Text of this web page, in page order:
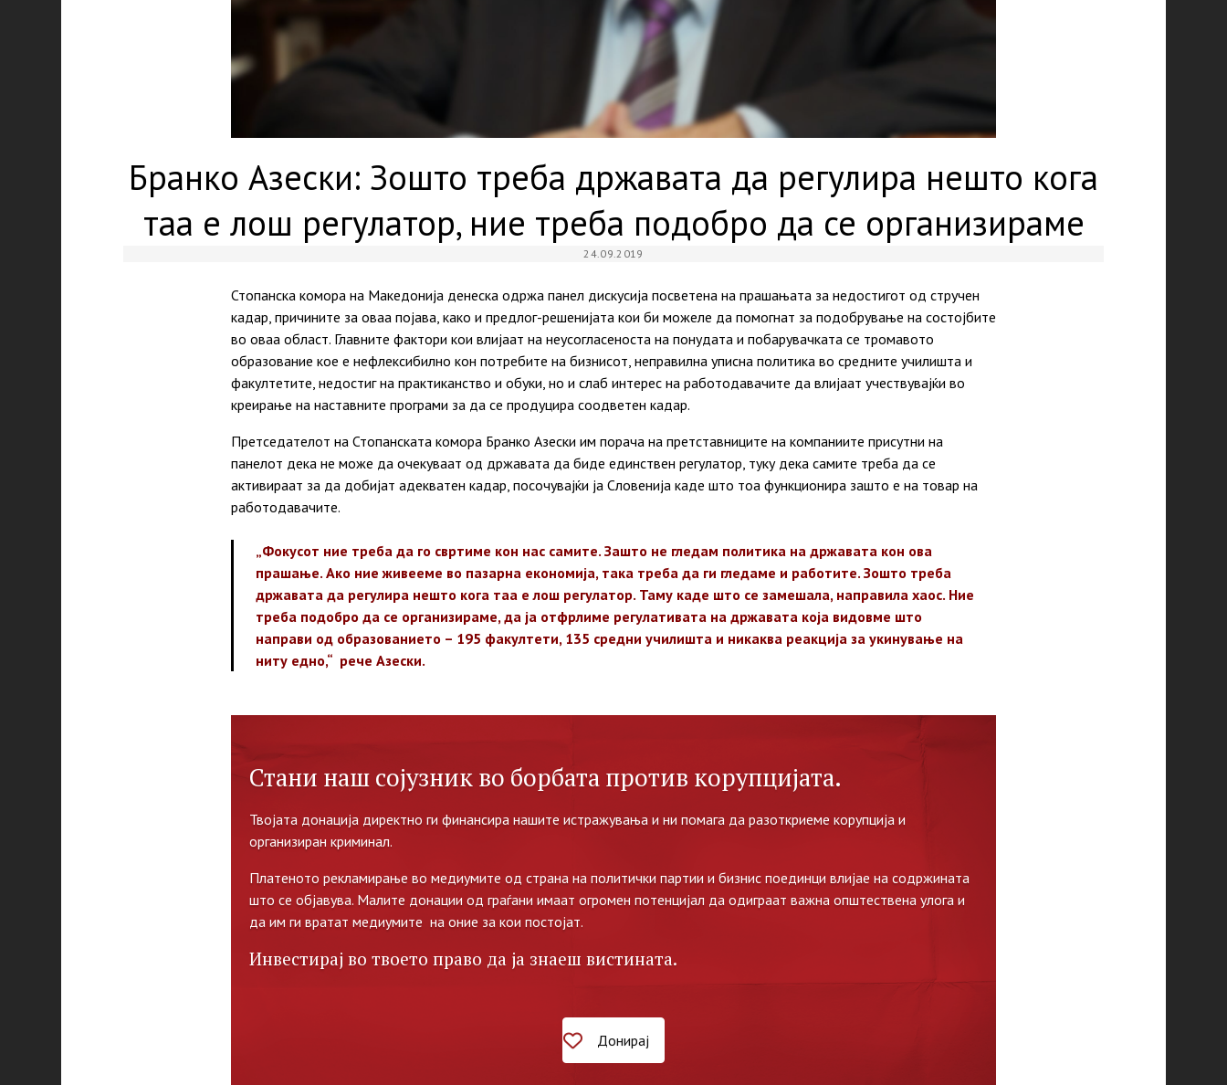
Бранко Азески: Зошто треба државата да регулира нешто кога
таа е лош регулатор, ние треба подобро да се организираме
24.09.2019
Стопанска комора на Македонија денеска одржа панел дискусија посветена на прашањата за недостигот од стручен
кадар, причините за оваа појава, како и предлог-решенијата кои би можеле да помогнат за подобрување на состојбите
во оваа област. Главните фактори кои влијаат на неусогласеноста на понудата и побарувачката се тромавото
образование кое е нефлексибилно кон потребите на бизнисот, неправилна уписна политика во средните училишта и
факултетите, недостиг на практиканство и обуки, но и слаб интерес на работодавачите да влијаат учествувајќи во
креирање на наставните програми за да се продуцира соодветен кадар.
Претседателот на Стопанската комора Бранко Азески им порача на претставниците на компаниите присутни на
панелот дека не може да очекуваат од државата да биде единствен регулатор, туку дека самите треба да се
активираат за да добијат адекватен кадар, посочувајќи ја Словенија каде што тоа функционира зашто е на товар на
работодавачите.
„Фокусот ние треба да го свртиме кон нас самите. Зашто не гледам политика на државата кон ова
прашање. Ако ние живееме во пазарна економија, така треба да ги гледаме и работите. Зошто треба
државата да регулира нешто кога таа е лош регулатор. Таму каде што се замешала, направила хаос. Ние
треба подобро да се организираме, да ја отфрлиме регулативата на државата која видовме што
направи од образованието – 195 факултети, 135 средни училишта и никаква реакција за укинување на
ниту едно,“ рече Азески.
Стани наш сојузник во борбата против корупцијата.
Твојата донација директно ги финансира нашите истражувања и ни помага да разоткриеме корупција и
организиран криминал.
Платеното рекламирање во медиумите од страна на политички партии и бизнис поединци влијае на содржината
што се објавува. Малите донации од граѓани имаат огромен потенцијал да одиграат важна општествена улога и
да им ги вратат медиумите на оние за кои постојат.
Инвестирај во твоето право да ја знаеш вистината.
Донирај